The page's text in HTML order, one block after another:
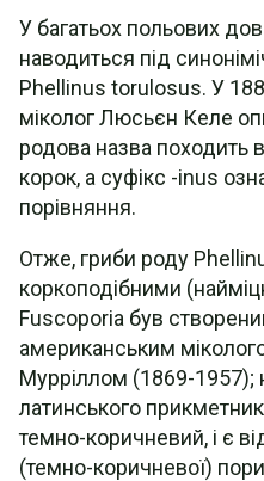
У багатьох польових
наводиться під
Phellinus torulosus. У
міколог Люсьєн Келе
родова назва походить
корок, а суфікс -inus
порівняння.
Отже, гриби роду
коркоподібними
Fuscoporia був
американським
Мурріллом (1869-1957);
латинського
темно-коричневий, і є
(темно-коричневої)